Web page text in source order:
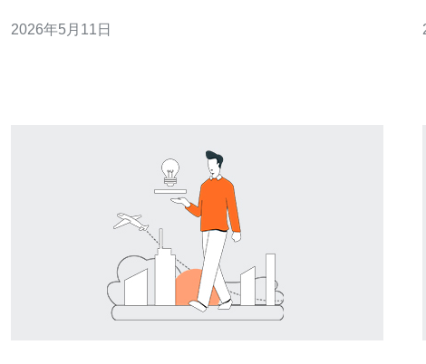
特征和业务敏感度，提出实际落地的采购策略，并直接推
2026年5月11日